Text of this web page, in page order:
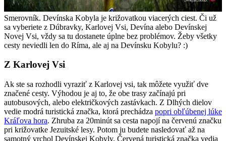
Smerovník. Devínska Kobyla je križovatkou viacerých ciest. Či už
sa vyberiete z Dúbravky, Karlovej Vsi, Devína alebo Devínskej
Novej Vsi, vždy sa tu dostanete úplne bez problémov. Žeby všetky
cesty neviedli len do Ríma, ale aj na Devínsku Kobylu? :)
Z Karlovej Vsi
Ak ste sa rozhodli vyraziť z Karlovej vsi, tak môžete využiť dve
značené cesty. Výhodou je aj to, že obe trasy začínajú pri
autobusových, alebo električkových zastávkach. Z Dlhých dielov
vedie modrá turistická značka, ktorá prechádza popri obľúbenej lúke
Kráľova hora. Zhruba za 20minút sa cesta napojí na červenú značku
pri križovatke Jezuitské lesy. Potom ju budete nasledovať až na
samotný vrchol Devínskej Kobyly. Červená turistická značka vedia